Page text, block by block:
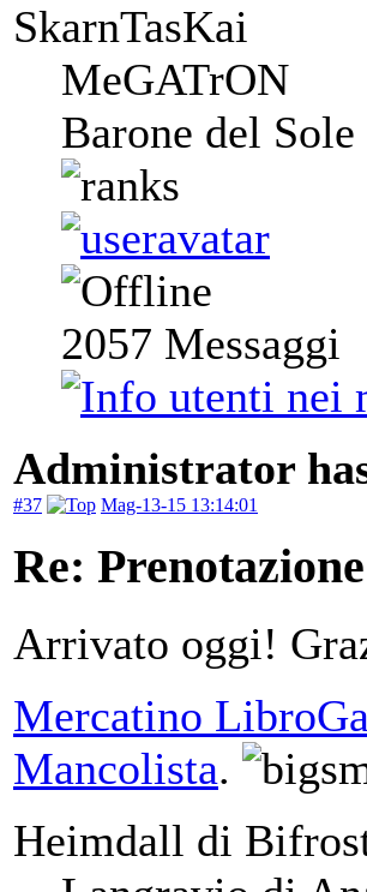
SkarnTasKai
MeGATrON
Barone del Sole
2057 Messaggi
Administrator
#37 Mag-13-15 13:14:01
Re:
Arrivato oggi!
Mercatino
Mancolista.
Heimdall di